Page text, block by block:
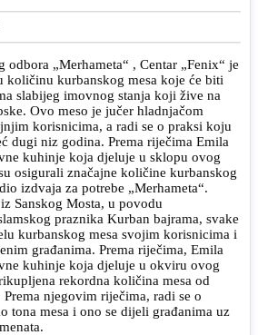
odbora „Merhameta“ , Centar „Fenix“ je
količinu kurbanskog mesa koje će biti
slabijeg imovnog stanja koji žive na
Ovo meso je jučer hladnjačom
korisnicima, a radi se o praksi koju
dugi niz godina. Prema riječima Emila
kuhinje koja djeluje u sklopu ovog
osigurali značajne količine kurbanskog
izdvaja za potrebe „Merhameta“.
Sanskog Mosta, u povodu
praznika Kurban bajrama, svake
kurbanskog mesa svojim korisnicima i
građanima. Prema riječima, Emila
kuhinje koja djeluje u okviru ovog
rekordna količina mesa od
njegovim riječima, radi se o
tona mesa i ono se dijeli građanima uz